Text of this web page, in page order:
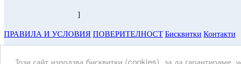
Този сайт използва бисквитки (cookies), за да гарантираме,
]
ПРАВИЛА И УСЛОВИЯ ПОВЕРИТЕЛНОСТ Бисквитки Контакти
Текстовете и тяхното съдържание са притежание и отговорност на